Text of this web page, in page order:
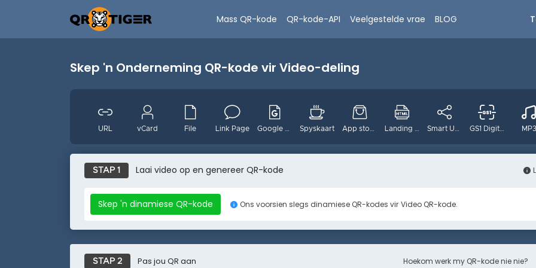
Mass QR-kode QR-kode-API Veelgestelde vrae BLOG
Skep 'n Onderneming QR-kode vir Video-deling
URL vCard File Link Page Spyskaart GS1 Digitale MP3
Gebeurtenis Facebook Youtube Instagram Plek
STAP 1 Laai video op en genereer QR-kode
Skep 'n dinamiese QR-kode Ons voorsien slegs dinamiese QR-kodes vir Video QR-kode.
STAP 2 Pas jou QR aan Hoekom werk my QR-kode nie nie?